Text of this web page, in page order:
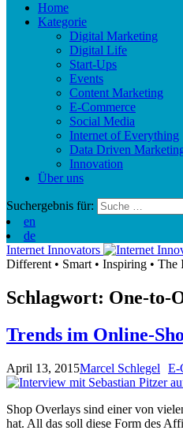
Home
Kategorie
Digital Marketing
Digital Life
Start-Ups
Events
Content Marketing
E-Commerce
Social Media
Internet of Everything
Data Driven
Innovation
Über uns
Suchergebnis für:
en
de
Internet Innovators
Different • Smart • Inspiring • The
Schlagwort: One-to-
Trends im Online-
April 13, 2015Marcel Schlegel E-
Shop Overlays sind einer von
hat. All das soll diese Form des